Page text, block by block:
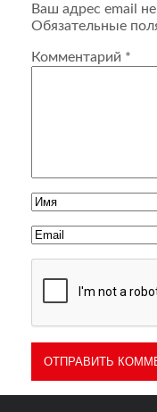
Ваш адрес email
Обязательные
Комментарий *